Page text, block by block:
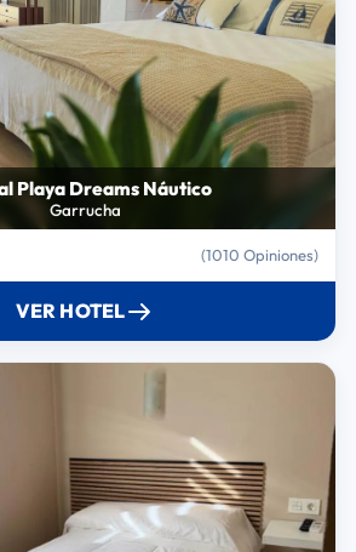
Playa Dreams Náutico
Garrucha
(1010 Opiniones)
VER HOTEL